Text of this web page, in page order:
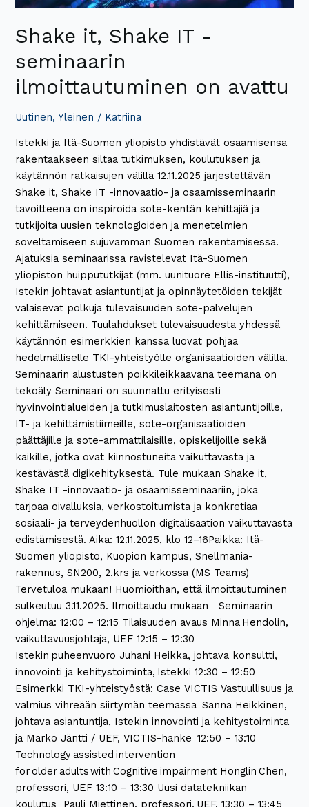
Shake it, Shake IT -
seminaarin
ilmoittautuminen on avattu
Uutinen,Yleinen / Katriina
Istekki ja Itä-Suomen yliopisto yhdistävät osaamisensa
rakentaakseen siltaa tutkimuksen, koulutuksen ja
käytännön ratkaisujen välillä 12.11.2025 järjestettävän
Shake it, Shake IT -innovaatio- ja osaamisseminaarin
tavoitteena on inspiroida sote-kentän kehittäjiä ja
tutkijoita uusien teknologioiden ja menetelmien
soveltamiseen sujuvamman Suomen rakentamisessa.
Ajatuksia seminaarissa ravistelevat Itä-Suomen
yliopiston huippututkijat (mm. uunituore Ellis-instituutti),
Istekin johtavat asiantuntijat ja opinnäytetöiden tekijät
valaisevat polkuja tulevaisuuden sote-palvelujen
kehittämiseen. Tuulahdukset tulevaisuudesta yhdessä
käytännön esimerkkien kanssa luovat pohjaa
hedelmälliselle TKI-yhteistyölle organisaatioiden välillä.
Seminaarin alustusten poikkileikkaavana teemana on
tekoäly Seminaari on suunnattu erityisesti
hyvinvointialueiden ja tutkimuslaitosten asiantuntijoille,
IT- ja kehittämistiimeille, sote-organisaatioiden
päättäjille ja sote-ammattilaisille, opiskelijoille sekä
kaikille, jotka ovat kiinnostuneita vaikuttavasta ja
kestävästä digikehityksestä. Tule mukaan Shake it,
Shake IT -innovaatio- ja osaamisseminaariin, joka
tarjoaa oivalluksia, verkostoitumista ja konkretiaa
sosiaali- ja terveydenhuollon digitalisaation vaikuttavasta
edistämisestä. Aika: 12.11.2025, klo 12–16Paikka: Itä-
Suomen yliopisto, Kuopion kampus, Snellmania-
rakennus, SN200, 2.krs ja verkossa (MS Teams)
Tervetuloa mukaan! Huomioithan, että ilmoittautuminen
sulkeutuu 3.11.2025. Ilmoittaudu mukaan Seminaarin
ohjelma: 12:00 – 12:15​ Tilaisuuden avaus​ Minna Hendolin,
vaikuttavuusjohtaja, UEF​ 12:15 – 12:30​
Istekin puheenvuoro​ Juhani Heikka, johtava konsultti,
innovointi ja kehitystoiminta, Istekki​ 12:30 – 12:50​
Esimerkki TKI-yhteistyöstä: Case VICTIS Vastuullisuus ja
valmius vihreään siirtymän teemassa ​ Sanna Heikkinen,
johtava asiantuntija, Istekin innovointi ja kehitystoiminta​
ja Marko Jäntti / UEF, VICTIS-hanke ​ 12:50 – 13:10​
Technology assisted intervention
for older adults with Cognitive impairment Honglin Chen,
professori, UEF 13:10 – 13:30​ Uusi datatekniikan
koulutus Pauli Miettinen, professori, UEF. 13:30 – 13:45 ​